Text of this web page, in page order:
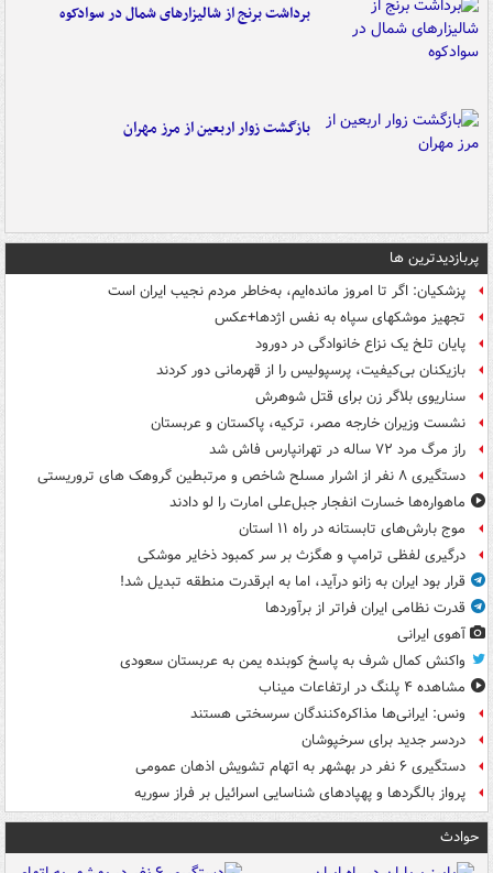
برداشت برنج از شالیزارهای شمال در سوادکوه
بازگشت زوار اربعین از مرز مهران
پربازدیدترین ها
پزشکیان: اگر تا امروز مانده‌ایم، به‌خاطر مردم نجیب ایران است
تجهیز موشکهای سپاه به نفس اژدها+عکس
پایان تلخ یک نزاع خانوادگی در دورود
بازیکنان بی‌کیفیت، پرسپولیس را از قهرمانی دور کردند
سناریوی بلاگر زن برای قتل شوهرش
نشست وزیران خارجه مصر، ترکیه، پاکستان و عربستان
راز مرگ مرد ۷۲ ساله در تهرانپارس فاش شد
دستگیری ۸ نفر از اشرار مسلح شاخص و مرتبطین گروهک های تروریستی
ماهواره‌ها خسارت انفجار جبل‌علی امارت را لو دادند
موج بارش‌های تابستانه در راه ۱۱ استان
درگیری لفظی ترامپ و هگزث بر سر کمبود ذخایر موشکی
قرار بود ایران به زانو درآید، اما به ابرقدرت منطقه تبدیل شد!
قدرت نظامی ایران فراتر از برآوردها
آهوی ایرانی
واکنش کمال شرف به پاسخ کوبنده یمن به عربستان سعودی
مشاهده ۴ پلنگ در ارتفاعات میناب
ونس: ایرانی‌ها مذاکره‌کنندگان سرسختی هستند
دردسر جدید برای سرخپوشان
دستگیری ۶ نفر در بهشهر به اتهام تشویش اذهان عمومی
پرواز بالگردها و پهپادهای شناسایی اسرائیل بر فراز سوریه
حوادث